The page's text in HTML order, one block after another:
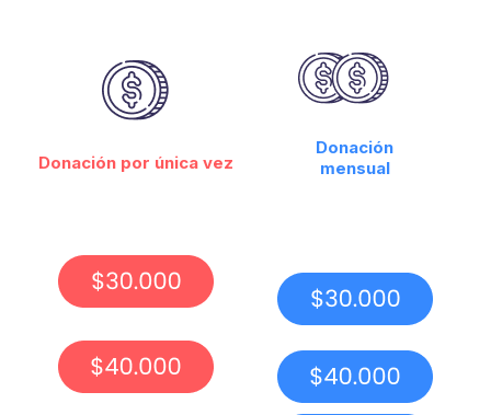
Donación por única vez
Donación
mensual